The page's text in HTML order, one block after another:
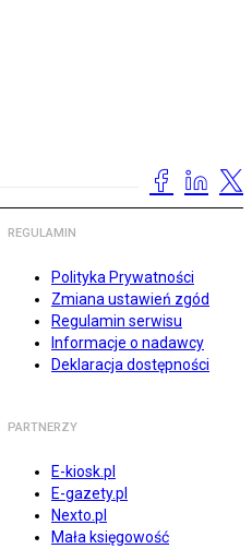
REGULAMIN
Polityka Prywatności
Zmiana ustawień zgód
Regulamin serwisu
Informacje o nadawcy
Deklaracja dostępności
PARTNERZY
E-kiosk.pl
E-gazety.pl
Nexto.pl
Mała księgowość